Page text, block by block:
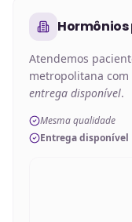
Hormônios
Atendemos
metropolitana
entrega disponível.
Mesma qualidade
Entrega disponível